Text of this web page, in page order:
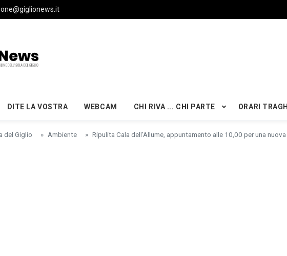
DITE LA VOSTRA WEBCAM CHI RIVA ... CHI PARTE ORARI
del Giglio Ambiente Ripulita Cala dell'Allume, appuntamento alle 10,00 per una